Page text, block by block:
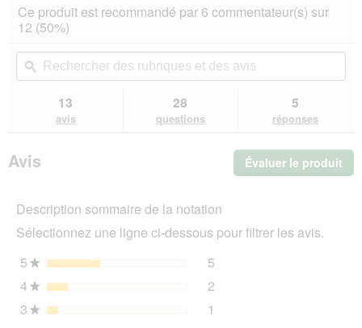
sur
5
les
avis
FIT+FUN
Couchage
action
vous
vers
les
avis.
Ce produit est recommandé par 6 commentateur(s) sur
12 (50%)
Rechercher
des
rubriques
ϙ
13
avis
28
questions
5
réponses
Avis Évaluer le produit
Description sommaire de la notation
Sélectionnez une ligne ci-dessous pour filtrer les avis.
5★ étoiles 5
4★ étoiles 2
3★ étoiles 1